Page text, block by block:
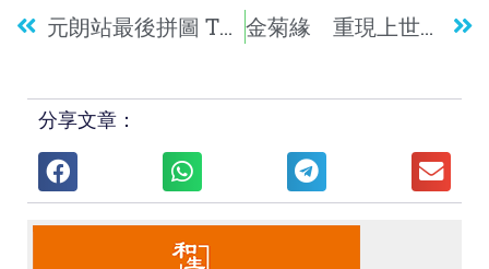
元朗站最後拼圖 The YOHO Hub勢成跨年大盤 金菊緣 重現上世紀味道
分享文章：